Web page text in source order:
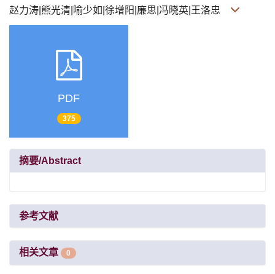
赵力涛|熊光清|喻少如|徐增阳|廉思|冯晓英|王洛忠
PDF
375
摘要/Abstract
参考文献
相关文章 0